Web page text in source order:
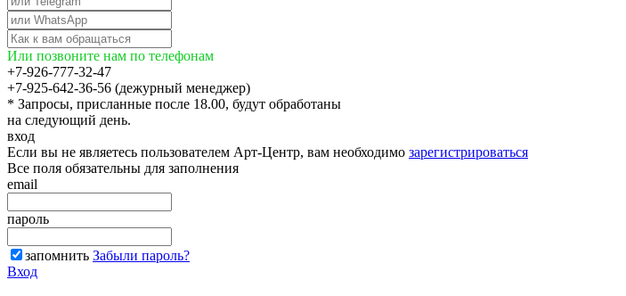
Или позвоните нам по телефонам
+7-926-777-32-47
+7-925-642-36-56 (дежурный менеджер)
* Запросы, присланные после 18.00, будут обработаны
на следующий день.
вход
Если вы не являетесь пользователем Арт-Центр, вам необходимо зарегистрироваться
Все поля обязательны для заполнения
email
пароль
запомнить Забыли пароль?
Вход